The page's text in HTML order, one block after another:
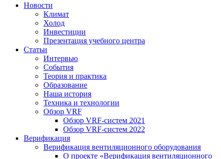
Новости
Климат
Холод
Инвестиции
Презентация учебного центра
Статьи
Интервью
События
Теория и практика
Образование
Наша история
Техника и технологии
Обзор VRF
Обзор VRF-систем 2021
Обзор VRF-систем 2022
Верификация
Верификация вентиляционного оборудования
О проекте «Верификация вентиляционного